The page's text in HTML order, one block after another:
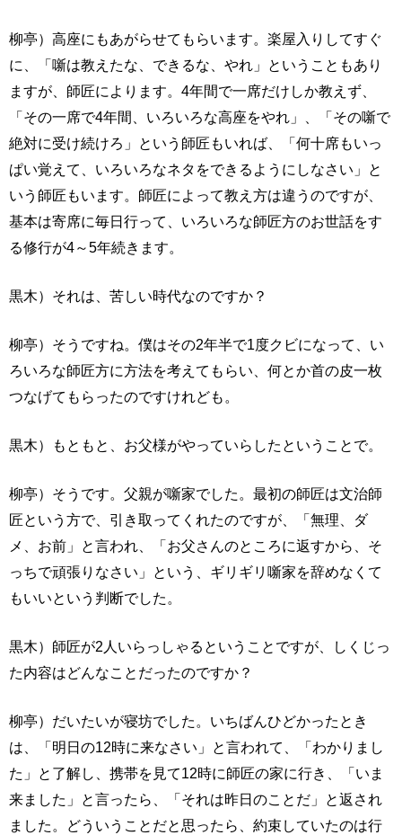
柳亭）高座にもあがらせてもらいます。楽屋入りしてすぐ
に、「噺は教えたな、できるな、やれ」ということもあり
ますが、師匠によります。4年間で一席だけしか教えず、
「その一席で4年間、いろいろな高座をやれ」、「その噺で
絶対に受け続けろ」という師匠もいれば、「何十席もいっ
ぱい覚えて、いろいろなネタをできるようにしなさい」と
いう師匠もいます。師匠によって教え方は違うのですが、
基本は寄席に毎日行って、いろいろな師匠方のお世話をす
る修行が4～5年続きます。
黒木）それは、苦しい時代なのですか？
柳亭）そうですね。僕はその2年半で1度クビになって、い
ろいろな師匠方に方法を考えてもらい、何とか首の皮一枚
つなげてもらったのですけれども。
黒木）もともと、お父様がやっていらしたということで。
柳亭）そうです。父親が噺家でした。最初の師匠は文治師
匠という方で、引き取ってくれたのですが、「無理、ダ
メ、お前」と言われ、「お父さんのところに返すから、そ
っちで頑張りなさい」という、ギリギリ噺家を辞めなくて
もいいという判断でした。
黒木）師匠が2人いらっしゃるということですが、しくじっ
た内容はどんなことだったのですか？
柳亭）だいたいが寝坊でした。いちばんひどかったとき
は、「明日の12時に来なさい」と言われて、「わかりまし
た」と了解し、携帯を見て12時に師匠の家に行き、「いま
来ました」と言ったら、「それは昨日のことだ」と返され
ました。どういうことだと思ったら、約束していたのは行